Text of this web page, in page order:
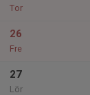
Tor
26
Fre
27
Lör